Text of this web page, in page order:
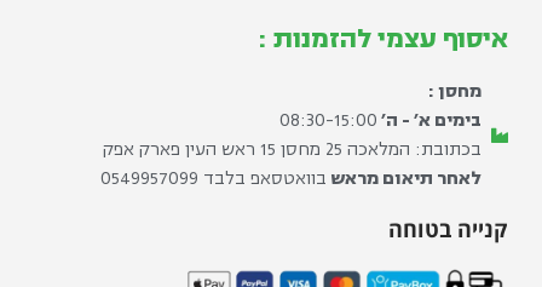
איסוף עצמי להזמנות :
מחסן :
בימים א׳ - ה׳08:30-15:00
בכתובת: המלאכה 25 מחסן 15 ראש העין פארק אפק
לאחר תיאום מראש בוואטסאפ בלבד ⁦0549957099⁩
קנייה בטוחה